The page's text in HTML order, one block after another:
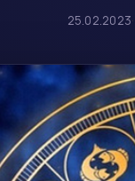
25.02.2023·